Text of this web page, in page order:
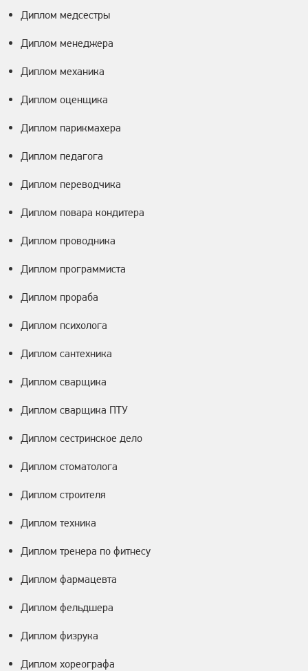
Диплом медсестры
Диплом менеджера
Диплом механика
Диплом оценщика
Диплом парикмахера
Диплом педагога
Диплом переводчика
Диплом повара кондитера
Диплом проводника
Диплом программиста
Диплом прораба
Диплом психолога
Диплом сантехника
Диплом сварщика
Диплом сварщика ПТУ
Диплом сестринское дело
Диплом стоматолога
Диплом строителя
Диплом техника
Диплом тренера по фитнесу
Диплом фармацевта
Диплом фельдшера
Диплом физрука
Диплом хореографа